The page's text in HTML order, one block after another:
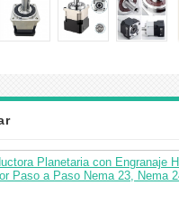
Planetaria con Engranaje
Paso a Paso Nema 23, Nema